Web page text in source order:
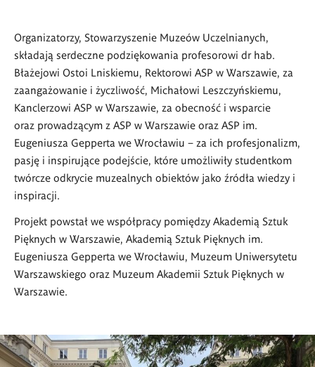
Organizatorzy, Stowarzyszenie Muzeów Uczelnianych,
składają serdeczne podziękowania profesorowi dr hab.
Błażejowi Ostoi Lniskiemu, Rektorowi ASP w Warszawie, za
zaangażowanie i życzliwość, Michałowi Leszczyńskiemu,
Kanclerzowi ASP w Warszawie, za obecność i wsparcie
oraz prowadzącym z ASP w Warszawie oraz ASP im.
Eugeniusza Gepperta we Wrocławiu – za ich profesjonalizm,
pasję i inspirujące podejście, które umożliwiły studentkom
twórcze odkrycie muzealnych obiektów jako źródła wiedzy i
inspiracji.
Projekt powstał we współpracy pomiędzy Akademią Sztuk
Pięknych w Warszawie, Akademią Sztuk Pięknych im.
Eugeniusza Gepperta we Wrocławiu, Muzeum Uniwersytetu
Warszawskiego oraz Muzeum Akademii Sztuk Pięknych w
Warszawie.